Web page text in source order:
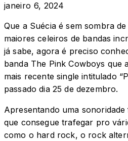
janeiro 6, 2024
Que a Suécia é sem sombra
maiores celeiros de bandas
já sabe, agora é preciso
banda The Pink Cowboys que
mais recente single intitulado
passado dia 25 de dezembro.
Apresentando uma
que consegue trafegar pro
como o hard rock, o rock